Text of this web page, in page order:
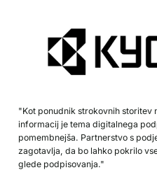
"Kot ponudnik strokovnih storitev
informacij je tema digitalnega
pomembnejša. Partnerstvo s
zagotavlja, da bo lahko pokrilo
glede podpisovanja."